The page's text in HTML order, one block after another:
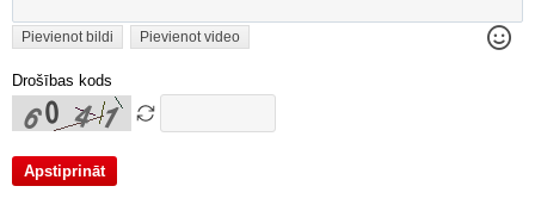
Pievienot bildi Pievienot video
Drošības kods